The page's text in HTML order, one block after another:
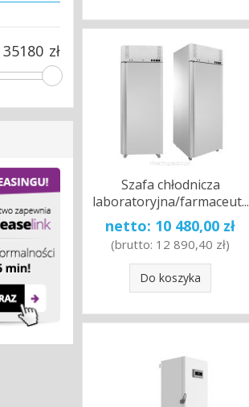
Szafa chłodnicza
laboratoryjna/farmaceut...
netto: 10 480,00 zł
(brutto: 12 890,40 zł)
Do koszyka
zł